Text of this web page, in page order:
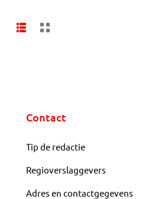
Contact
Tip de redactie
Regioverslaggevers
Adres en contactgegevens